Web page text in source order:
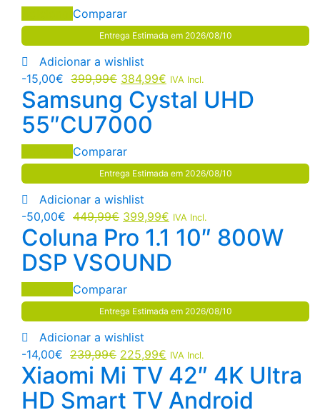
Comparar
Entrega Estimada em 2026/08/10
Adicionar a wishlist
-15,00€ 399,99€ 384,99€ IVA Incl.
Samsung Cystal UHD
55″CU7000
Comparar
Entrega Estimada em 2026/08/10
Adicionar a wishlist
-50,00€ 449,99€ 399,99€ IVA Incl.
Coluna Pro 1.1 10″ 800W
DSP VSOUND
Comparar
Entrega Estimada em 2026/08/10
Adicionar a wishlist
-14,00€ 239,99€ 225,99€ IVA Incl.
Xiaomi Mi TV 42″ 4K Ultra
HD Smart TV Android